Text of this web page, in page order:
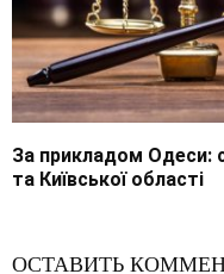
За прикладом Одеси:
та Київської області
ОСТАВИТЬ